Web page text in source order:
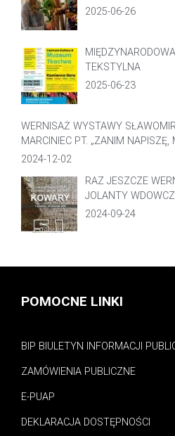
2025-06-26
TEKSTYLNA
2025-06-23
WERNISAŻ WYSTAWY
MARCINIEC PT. „ZANIM NAPISZĘ,
2024-12-02
RAZ JESZCZE
JOLANTY
2024-09-24
POMOCNE LINKI
BIP BIULETYN INFORMACJI
ZAMÓWIENIA PUBLICZNE
E-PUAP
DEKLARACJA DOSTĘPNOŚCI